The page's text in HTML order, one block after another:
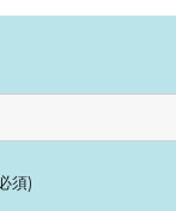
須)